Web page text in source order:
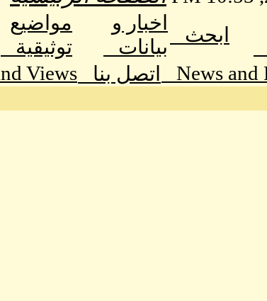
ابحث
اخبار و
بيانات
مواضيع
توثيقية
News and
اتصل بنا Views